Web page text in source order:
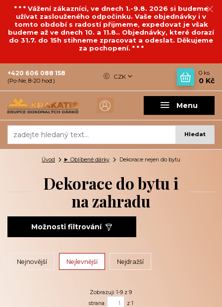
* * * Vážení zákazníci, ve dnech 1.-9.8. 2026 si budeme
užívat zaslouženého odpočinku. Vaše objednávky i v
tomto období s radostí přijmeme, expedovat je však
budeme až ve dnech 10. a 11.8.. Objednávky, které dorazí
do 31.7. do 15h stihneme zpracovat a odeslat. Děkujeme
za pochopení. * * *
Menu
CZK
Hledat
+420 606 088 158
(Po-Ne, 8-20 hod.)
0 ks
0 Kč
Úvod ► Oblíbené dárky Dekorace nejen do bytu
Dekorace do bytu i
na zahradu
Možnosti filtrování
Nejnovější Nejlevnější Nejdražší
Zobrazuji 1-9 z 9
strana
z 1